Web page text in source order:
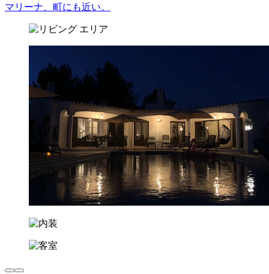
マリーナ、町にも近い。